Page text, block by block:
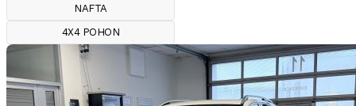
NAFTA
4X4 POHON